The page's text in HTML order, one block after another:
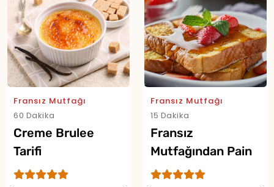
Fransız Mutfağı
60 Dakika
Creme Brulee
Tarifi
Fransız Mutfağı
15 Dakika
Fransız
Mutfağından Pain
Perdu Tarifi